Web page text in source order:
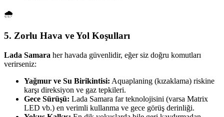
🌧️
5. Zorlu Hava ve Yol Koşulları
Lada Samara her havada güvenlidir, eğer siz doğru komutları
verirseniz:
Yağmur ve Su Birikintisi: Aquaplaning (kızaklama) riskine
karşı direksiyon ve gaz tepkileri.
Gece Sürüşü: Lada Samara far teknolojisini (varsa Matrix
LED vb.) en verimli kullanma ve gece görüş derinliği.